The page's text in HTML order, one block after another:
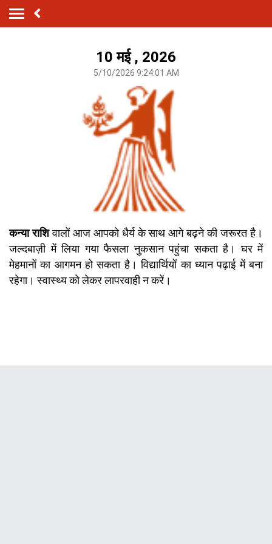
10 मई , 2026
5/10/2026 9:24:01 AM
कन्या राशिवालों आज आपको धैर्य के साथ आगे बढ़ने की जरूरत है।
जल्दबाज़ी में लिया गया फैसला नुकसान पहुंचा सकता है। घर में
मेहमानों का आगमन हो सकता है। विद्यार्थियों का ध्यान पढ़ाई में बना
रहेगा। स्वास्थ्य को लेकर लापरवाही न करें।